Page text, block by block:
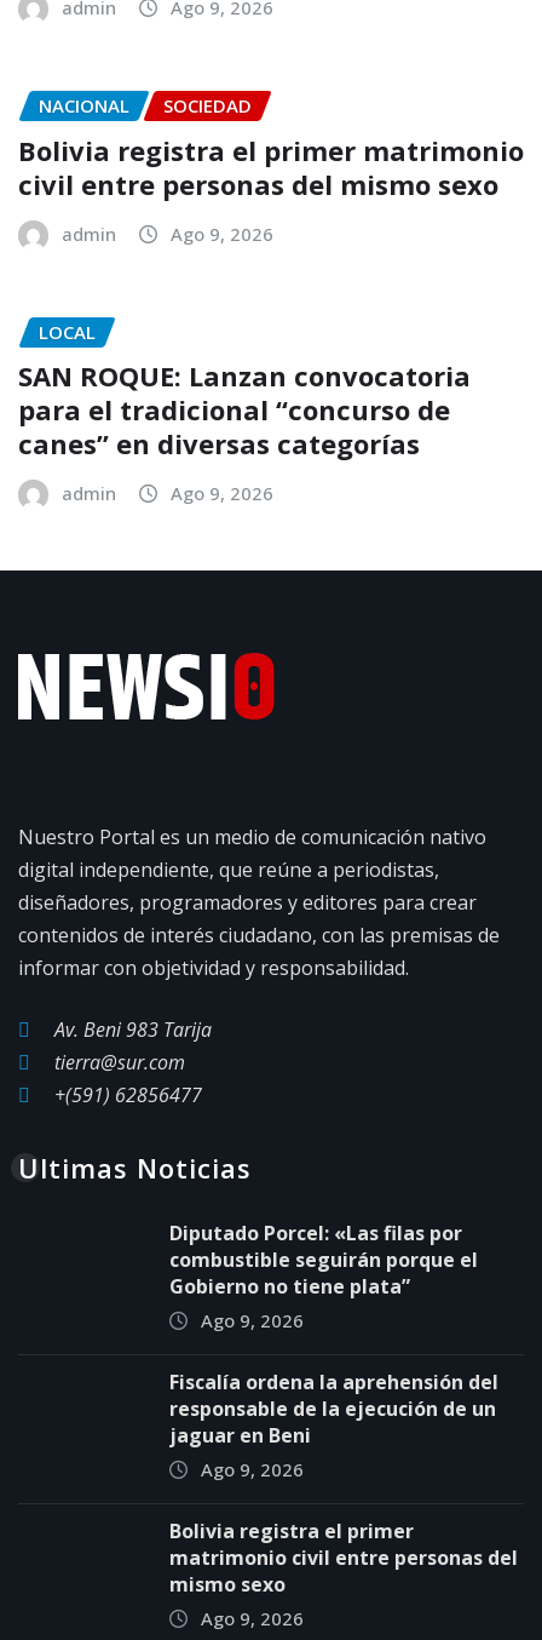
admin Ago 9, 2026
NACIONAL SOCIEDAD
Bolivia registra el primer matrimonio
civil entre personas del mismo sexo
admin Ago 9, 2026
LOCAL
SAN ROQUE: Lanzan convocatoria
para el tradicional “concurso de
canes” en diversas categorías
admin Ago 9, 2026
Nuestro Portal es un medio de comunicación nativo
digital independiente, que reúne a periodistas,
diseñadores, programadores y editores para crear
contenidos de interés ciudadano, con las premisas de
informar con objetividad y responsabilidad.
Av. Beni 983 Tarija
tierra@sur.com
+(591) 62856477
Ultimas Noticias
Diputado Porcel: «Las filas por
combustible seguirán porque el
Gobierno no tiene plata”
Ago 9, 2026
Fiscalía ordena la aprehensión del
responsable de la ejecución de un
jaguar en Beni
Ago 9, 2026
Bolivia registra el primer
matrimonio civil entre personas del
mismo sexo
Ago 9, 2026